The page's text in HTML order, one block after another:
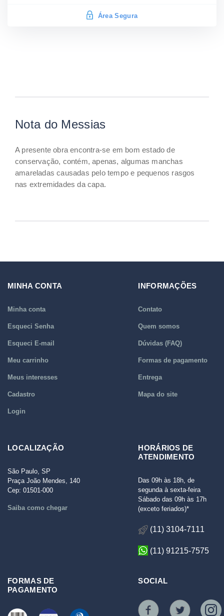
Área Segura
Nota do Messias
A presente obra encontra-se em bom estado de
conservação, contém, apenas, algumas manchas
amareladas causadas pelo tempo e pequenos rasgos
nas extremidades da capa.
MINHA CONTA
Minha conta
Esqueci Senha
Esqueci E-mail
Meu carrinho
Meus interesses
Cadastro
Login
INFORMAÇÕES
Contato
Quem somos
Dúvidas (FAQ)
Formas de pagamento
Entrega
Mapa do site
LOCALIZAÇÃO
São Paulo, SP
Praça João Mendes, 140
Cep: 01501-000
Saiba como chegar
HORÁRIOS DE
ATENDIMENTO
Das 09h às 18h, de
segunda à sexta-feira
Sábado das 09h às 17h
(exceto feriados)*
(11) 3104-7111
(11) 91215-7575
FORMAS DE
PAGAMENTO
SOCIAL